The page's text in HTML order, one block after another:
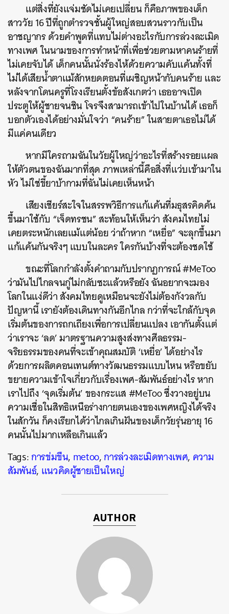
แต่สิ่งที่ยังแจ่มชัดไม่เคยเปลี่ยน ก็คือภาพของเด็ก
สาววัย 16 ปีที่ถูกตำรวจชั้นผู้ใหญ่สอบสวนราวกับเป็น
อาชญากร ด้วยคำพูดที่แทบไม่ต่างอะไรกับการล่วงละเมิด
ทางเพศ ในนามของการทำหน้าที่เพื่อช่วยตามหาคนร้ายที่
ไม่เคยจับได้ เด็กคนนั้นนั่งร้องไห้ด้วยความคับแค้นทั้งที่
ไม่ได้เสียน้ำตาแม้สักหยดตอนที่เผชิญหน้ากับคนร้าย และ
หลังจากโดนครูที่โรงเรียนตั้งข้อสังเกตว่า เธออาจเปิด
ประตูให้ผู้ชายจนชิน โจรจึงสามารถเข้าไปในบ้านได้ เธอก็
บอกตัวเองได้อย่างมั่นใจว่า “คนร้าย” ในสายตาเธอไม่ได้
มีแค่คนเดียว
หากมีใครถามฉันในวัยผู้ใหญ่ว่าอะไรที่สร้างรอยแผล
ให้ตัวตนของฉันมากที่สุด ภาพเหล่านี้คือสิ่งที่แว่บเข้ามาใน
หัว ไม่ใช่ขี้ยาบ้ากามที่ฉันไม่เคยเห็นหน้า
เสียงเชียร์สะใจในสรรพวิธีการแก้แค้นที่มธุสรคิดค้น
ขึ้นมาใช้กับ “เจ็ดทรชน” สะท้อนให้เห็นว่า สังคมไทยไม่
เคยตระหนักเลยแม้แต่น้อย ว่าถ้าหาก “เหยื่อ” จะลุกขึ้นมา
แก้แค้นกันจริงๆ แบบในละคร ใครกันบ้างที่จะต้องชดใช้
ขณะที่โลกกำลังตั้งคำถามกับปรากฏการณ์ #MeToo
ว่ามันไปไกลจนกู่ไม่กลับซะแล้วหรือยัง ฉันอยากจะมอง
โลกในแง่ดีว่า สังคมไทยดูเหมือนจะยังไม่ต้องกังวลกับ
ปัญหานี้ เรายังต้องเดินทางกันอีกไกล กว่าที่จะใกล้กับจุด
เริ่มต้นของการถกเถียงเพื่อการเปลี่ยนแปลง เอากันตั้งแต่
ว่าเราจะ ‘ลด’ มาตรฐานความสูงส่งทางศีลธรรม-
จริยธรรมของคนที่จะเข้าคุณสมบัติ ‘เหยื่อ’ ได้อย่างไร
ด้วยการผลิตคอนเทนต์ทางวัฒนธรรมแบบไหน หรือขยับ
ขยายความเข้าใจเกี่ยวกับเรื่องเพศ-สัมพันธ์อย่างไร หาก
เราไปถึง ‘จุดเริ่มต้น’ ของกระแส #MeToo ซึ่งวางอยู่บน
ความเชื่อในสิทธิเหนือร่างกายตนเองของเพศหญิงได้จริง
ในสักวัน ก็คงเรียกได้ว่าไกลเกินฝันของเด็กวัยรุ่นอายุ 16
คนนั้นไปมากเหลือเกินแล้ว
Tags:การข่มขืน, metoo,การล่วงละเมิดทางเพศ, ความ
สัมพันธ์, แนวคิดผู้ชายเป็นใหญ่
AUTHOR